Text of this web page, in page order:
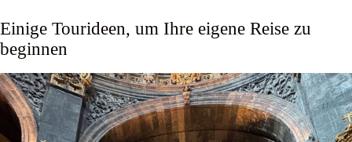
Einige Tourideen, um Ihre eigene Reise zu
beginnen